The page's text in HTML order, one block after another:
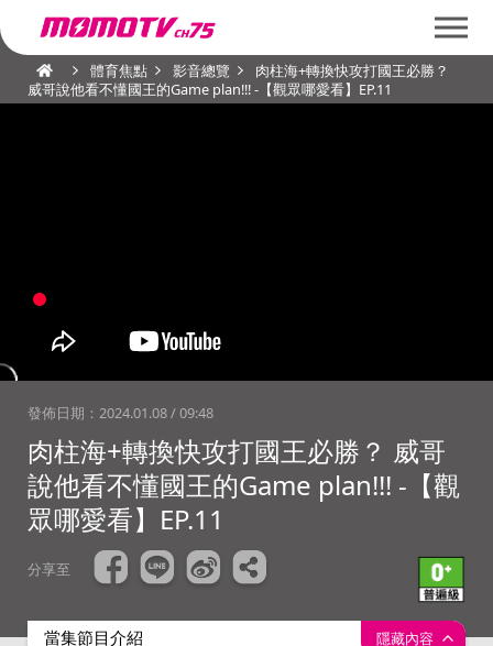
體育焦點 影音總覽
肉柱海+轉換快攻打國王必勝？
威哥說他看不懂國王的Game plan!!! -【觀眾哪愛看】EP.11
發佈日期： 2024.01.08 / 09:48
肉柱海+轉換快攻打國王必勝？ 威哥
說他看不懂國王的Game plan!!! -【觀
眾哪愛看】EP.11
分享至
當集節目介紹 隱藏內容